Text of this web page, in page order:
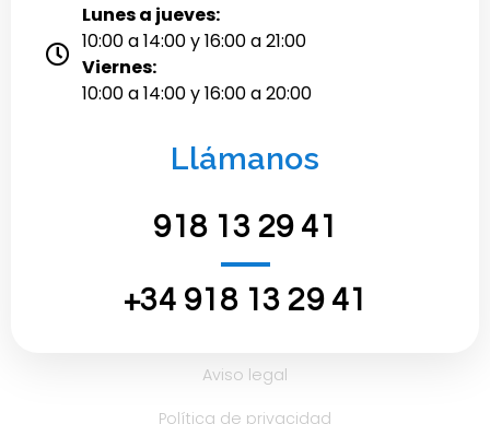
Lunes a jueves:
10:00 a 14:00 y 16:00 a 21:00
Viernes:
10:00 a 14:00 y 16:00 a 20:00
Llámanos
918 13 29 41
‪+34 918 13 29 41‬
Aviso legal
Política de privacidad